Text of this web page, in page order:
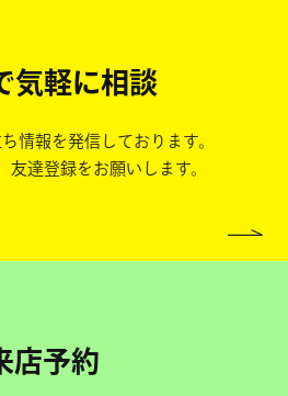
気軽に相談
情報を発信しております。
友達登録をお願いします。
店予約